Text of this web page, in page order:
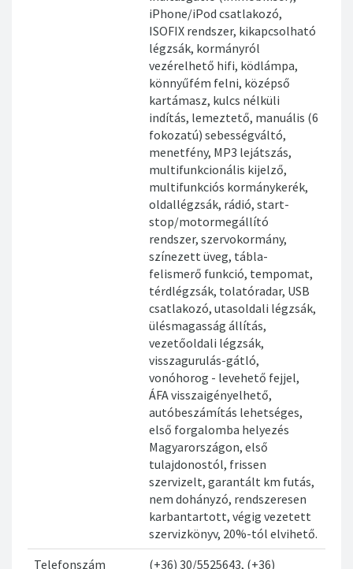
iPhone/iPod csatlakozó,
ISOFIX rendszer, kikapcsolható
légzsák, kormányról
vezérelhető hifi, ködlámpa,
könnyűfém felni, középső
kartámasz, kulcs nélküli
indítás, lemeztető, manuális (6
fokozatú) sebességváltó,
menetfény, MP3 lejátszás,
multifunkcionális kijelző,
multifunkciós kormánykerék,
oldallégzsák, rádió, start-
stop/motormegállító
rendszer, szervokormány,
színezett üveg, tábla-
felismerő funkció, tempomat,
térdlégzsák, tolatóradar, USB
csatlakozó, utasoldali légzsák,
ülésmagasság állítás,
vezetőoldali légzsák,
visszagurulás-gátló,
vonóhorog - levehető fejjel,
ÁFA visszaigényelhető,
autóbeszámítás lehetséges,
első forgalomba helyezés
Magyarországon, első
tulajdonostól, frissen
szervizelt, garantált km futás,
nem dohányzó, rendszeresen
karbantartott, végig vezetett
szervizkönyv, 20%-tól elvihető.
Telefonszám
(+36) 30/5525643, (+36)